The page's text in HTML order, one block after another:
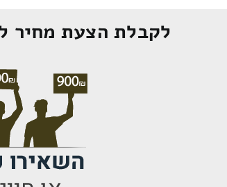
לקבלת הצעת מחיר